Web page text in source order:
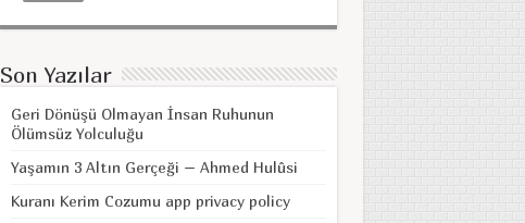
Son Yazılar
Geri Dönüşü Olmayan İnsan Ruhunun
Ölümsüz Yolculuğu
Yaşamın 3 Altın Gerçeği – Ahmed Hulûsi
Kuranı Kerim Cozumu app privacy policy